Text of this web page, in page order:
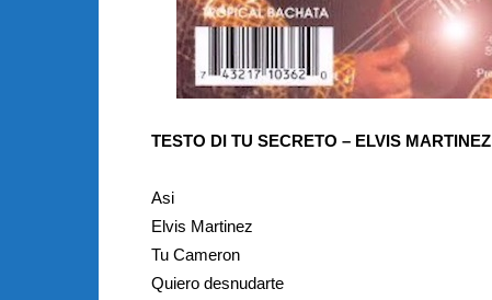
TESTO DI TU SECRETO – ELVIS MARTINEZ
Asi
Elvis Martinez
Tu Cameron
Quiero desnudarte